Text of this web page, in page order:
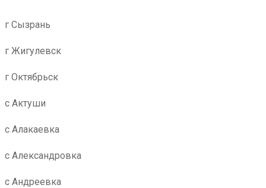
г Сызрань
г Жигулевск
г Октябрьск
с Актуши
с Алакаевка
с Александровка
с Андреевка